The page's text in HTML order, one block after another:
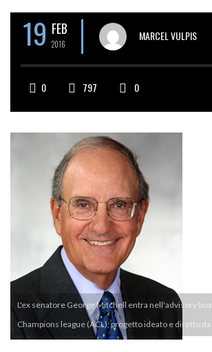
19 FEB
2016
MARCEL VULPIS
0 797 0
L'ex senatore George Mitchell entra nell'advisory
Champions league (ACL), progetto ideato e diretto da